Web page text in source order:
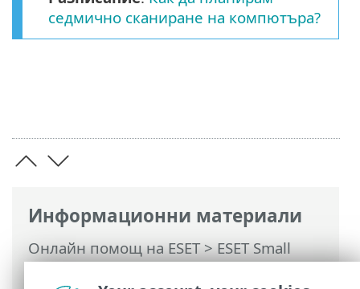
Информационни материали
Онлайн помощ на ESET>ESET Small
Business Security>Работа с ESET Small
седмично сканиране на компютъра?